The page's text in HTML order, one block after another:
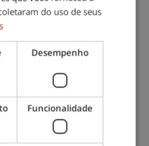
rede fixa nacional)
do uso de seus
Desempenho
Funcionalidade